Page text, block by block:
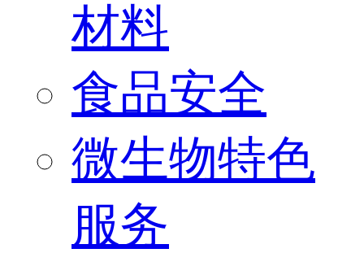
材料
食品安全
微生物特色
服务